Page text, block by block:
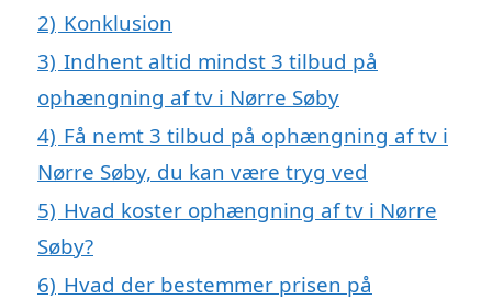
2) Konklusion
3) Indhent altid mindst 3 tilbud på
ophængning af tv i Nørre Søby
4) Få nemt 3 tilbud på ophængning af tv i
Nørre Søby, du kan være tryg ved
5) Hvad koster ophængning af tv i Nørre
Søby?
6) Hvad der bestemmer prisen på